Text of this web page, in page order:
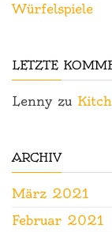
Würfelspiele
LETZTE
Lenny zu
ARCHIV
März 2021
Februar 2021